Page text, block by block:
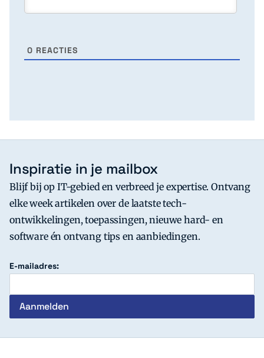
0 REACTIES
Inspiratie in je mailbox
Blijf bij op IT-gebied en verbreed je expertise. Ontvang
elke week artikelen over de laatste tech-
ontwikkelingen, toepassingen, nieuwe hard- en
software én ontvang tips en aanbiedingen.
E-mailadres: